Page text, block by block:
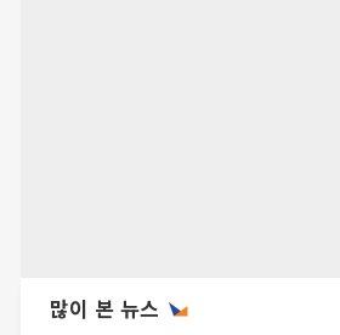
많이 본 뉴스